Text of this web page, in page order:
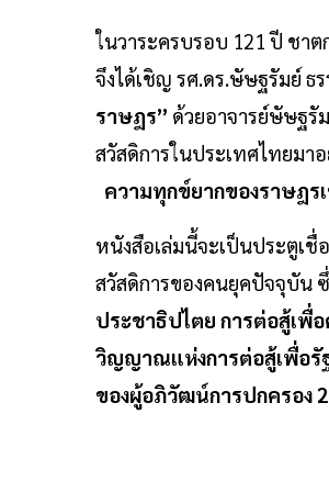
ในวาระครบรอบ 121 ปี ชา
จึงได้เชิญ รศ.ดร.ษัษฐรัมย์ ธ
ราษฎร” ด้วยอาจารย์ษัษฐรั
สวัสดิการในประเทศไทยมา
ความทุกข์ยากของราษฎร
หนังสือเล่มนี้จะเป็นประตูเชื่
สวัสดิการของคนยุคปัจจุบัน
ประชาธิปไตย การต่อสู้เ
วิญญาณแห่งการต่อสู้เพื่อรั
ของผู้อภิวัฒน์การปกครอง